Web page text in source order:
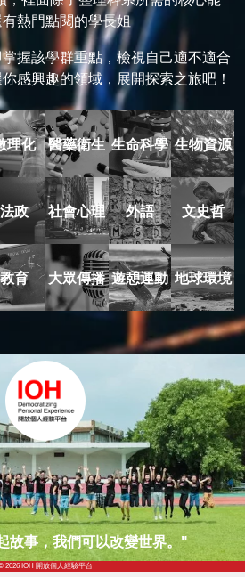
有熱門點閱的學長姐
握該學群重點，檢視自己適不適合
感興趣的領域，展開探索之旅吧！
理化 醫藥衛生 生命科學 生物資源
法政 社會心理 外語 文史哲
教育 大眾傳播 遊憩運動 地球環境
故事，我們可以改變世界。"
2026 IOH 開放個人經驗平台